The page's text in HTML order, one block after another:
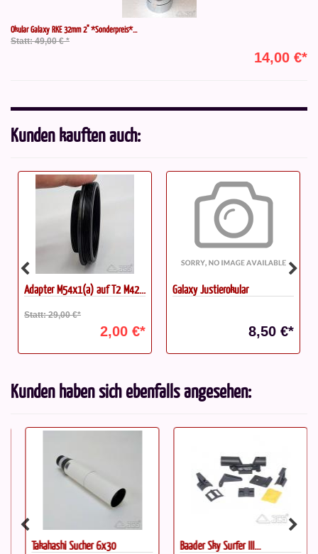
Okular Galaxy RKE 32mm 2" *Sonderpreis*...
Statt: 49,00 € *
14,00 €*
Kunden kauften auch:
Adapter M54x1(a) auf T2 M42...
Statt: 29,00 €*
2,00 €*
Galaxy Justierokular
8,50 €*
Kunden haben sich ebenfalls angesehen:
Takahashi Sucher 6x30 Baader Sky Surfer III...